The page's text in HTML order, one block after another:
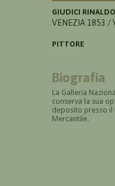
GIUDICI RINALDO
VENEZIA 1853 /
PITTORE
Biografia
La Galleria
conserva la sua
deposito presso il
Mercantile.